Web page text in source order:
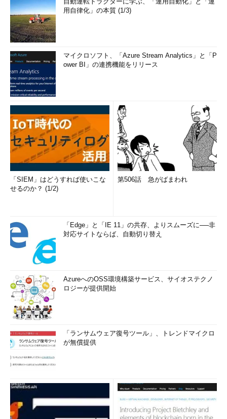
用自律化」の本質 (1/3)
マイクロソフト、「Azure Stream Analytics」と「P
ower BI」の連携機能をリリース
「SIEM」はどうすれば使いこな
せるのか？ (1/2)
第506話 急がばまわれ
「Edge」と「IE 11」の共存、よりスムーズに──非
対応サイトならば、自動切り替え
AzureへのOSS環境構築サービス、サイオステクノ
ロジーが提供開始
「ランサムウェア復号ツール」、トレンドマイクロ
が無償提供